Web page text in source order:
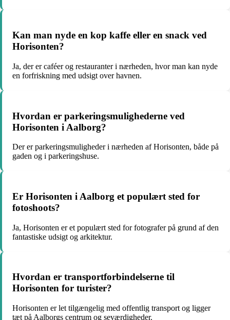
Kan man nyde en kop kaffe eller en snack ved
Horisonten?
Ja, der er caféer og restauranter i nærheden, hvor man kan nyde
en forfriskning med udsigt over havnen.
Hvordan er parkeringsmulighederne ved
Horisonten i Aalborg?
Der er parkeringsmuligheder i nærheden af Horisonten, både på
gaden og i parkeringshuse.
Er Horisonten i Aalborg et populært sted for
fotoshoots?
Ja, Horisonten er et populært sted for fotografer på grund af den
fantastiske udsigt og arkitektur.
Hvordan er transportforbindelserne til
Horisonten for turister?
Horisonten er let tilgængelig med offentlig transport og ligger
tæt på Aalborgs centrum og seværdigheder.